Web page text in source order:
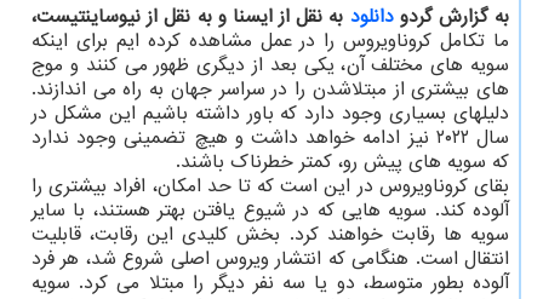
به گزارش گردودانلود به نقل از ایسنا و به نقل از نیوساینتیست،
ما تکامل کروناویروس را در عمل مشاهده کرده ایم برای اینکه
سویه های مختلف آن، یکی بعد از دیگری ظهور می کنند و موج
های بیشتری از مبتلاشدن را در سراسر جهان به راه می اندازند.
دلیلهای بسیاری وجود دارد که باور داشته باشیم این مشکل در
سال ۲۰۲۲ نیز ادامه خواهد داشت و هیچ تضمینی وجود ندارد
که سویه های پیش رو، کمتر خطرناک باشند.
بقای کروناویروس در این است که تا حد امکان، افراد بیشتری را
آلوده کند. سویه هایی که در شیوع یافتن بهتر هستند، با سایر
سویه ها رقابت خواهند کرد. بخش کلیدی این رقابت، قابلیت
انتقال است. هنگامی که انتشار ویروس اصلی شروع شد، هر فرد
آلوده بطور متوسط، دو یا سه نفر دیگر را مبتلا می کرد. سویه